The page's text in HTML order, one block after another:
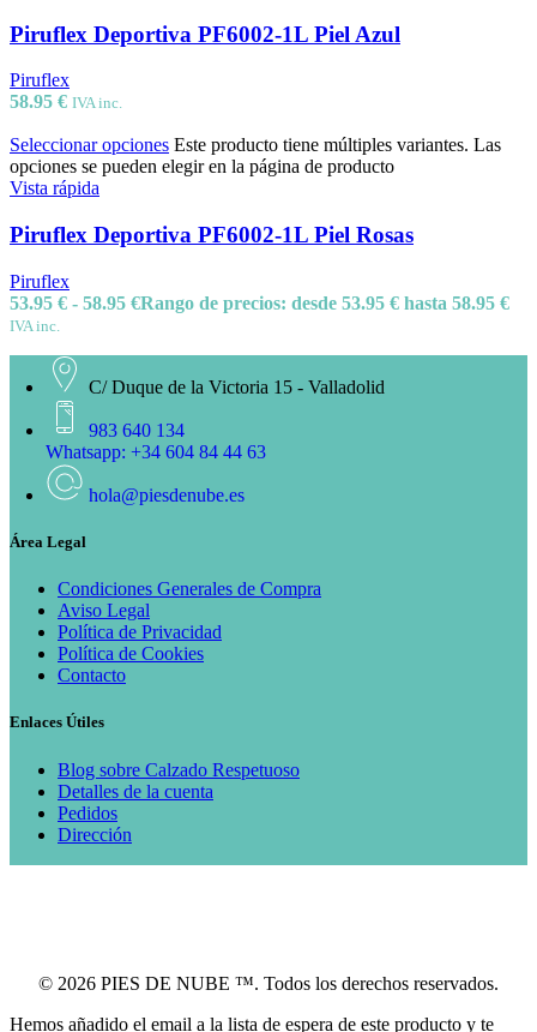
Piruflex Deportiva PF6002-1L Piel Azul
Piruflex
58.95 € IVA inc.
Seleccionar opciones Este producto tiene múltiples variantes. Las
opciones se pueden elegir en la página de producto
Vista rápida
Piruflex Deportiva PF6002-1L Piel Rosas
Piruflex
53.95 € - 58.95 €Rango de precios: desde 53.95 € hasta 58.95 €
IVA inc.
C/ Duque de la Victoria 15 - Valladolid
983 640 134
Whatsapp: +34 604 84 44 63
hola@piesdenube.es
Área Legal
Condiciones Generales de Compra
Aviso Legal
Política de Privacidad
Política de Cookies
Contacto
Enlaces Útiles
Blog sobre Calzado Respetuoso
Detalles de la cuenta
Pedidos
Dirección
© 2026 PIES DE NUBE ™. Todos los derechos reservados.
Hemos añadido el email a la lista de espera de este producto y te